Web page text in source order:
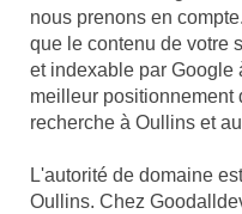
nous prenons en
que le contenu de votre
et indexable par Google
meilleur positionnement
recherche à Oullins et
L'autorité de domaine
Oullins. Chez